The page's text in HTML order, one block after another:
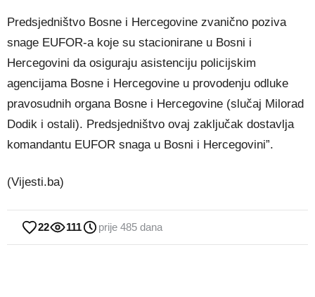
Predsjedništvo Bosne i Hercegovine zvanično poziva
snage EUFOR-a koje su stacionirane u Bosni i
Hercegovini da osiguraju asistenciju policijskim
agencijama Bosne i Hercegovine u provodenju odluke
pravosudnih organa Bosne i Hercegovine (slučaj Milorad
Dodik i ostali). Predsjedništvo ovaj zaključak dostavlja
komandantu EUFOR snaga u Bosni i Hercegovini”.
(Vijesti.ba)
22 111 prije 485 dana